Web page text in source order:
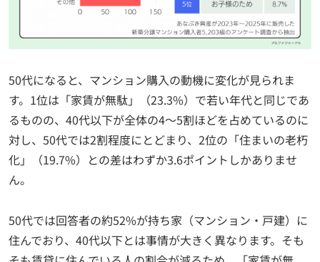
50代になると、マンション購入の動機に変化が見られま
す。1位は「家賃が無駄」（23.3%）で若い年代と同じであ
るものの、40代以下が全体の4～5割ほどを占めているのに
対し、50代では2割程度にとどまり、2位の「住まいの老朽
化」（19.7%）との差はわずか3.6ポイントしかありませ
ん。
50代では回答者の約52%が持ち家（マンション・戸建）に
住んでおり、40代以下とは事情が大きく異なります。そも